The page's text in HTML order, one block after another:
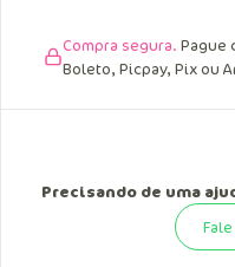
Compra segura. Pague
Boleto, Picpay, Pix ou
Precisando de uma